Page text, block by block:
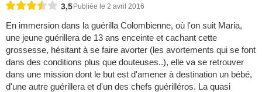
3,5Publiée le 2 avril 2016
En immersion dans la guérilla Colombienne, où l'on suit Maria,
une jeune guérillera de 13 ans enceinte et cachant cette
grossesse, hésitant à se faire avorter (les avortements qui se font
dans des conditions plus que douteuses..), elle va se retrouver
dans une mission dont le but est d'amener à destination un bébé,
d'une autre guérillera et d'un des chefs guérilléros. La quasi